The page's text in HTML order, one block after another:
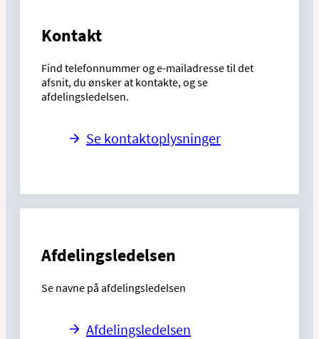
Kontakt
Find telefonnummer og e-mailadresse til det
afsnit, du ønsker at kontakte, og se
afdelingsledelsen.
Se kontaktoplysninger
Afdelingsledelsen
Se navne på afdelingsledelsen
Afdelingsledelsen